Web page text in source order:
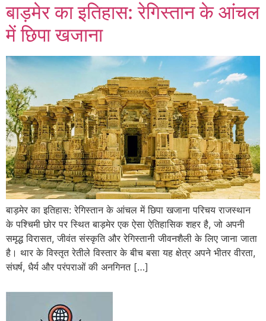
बाड़मेर का इतिहास: रेगिस्तान के आंचल
में छिपा खजाना
बाड़मेर का इतिहास: रेगिस्तान के आंचल में छिपा खजाना परिचय राजस्थान
के पश्चिमी छोर पर स्थित बाड़मेर एक ऐसा ऐतिहासिक शहर है, जो अपनी
समृद्ध विरासत, जीवंत संस्कृति और रेगिस्तानी जीवनशैली के लिए जाना जाता
है। थार के विस्तृत रेतीले विस्तार के बीच बसा यह क्षेत्र अपने भीतर वीरता,
संघर्ष, धैर्य और परंपराओं की अनगिनत […]